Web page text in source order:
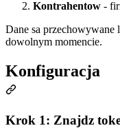
Kontrahentow -
Dane sa
dowolnym momencie.
Konfiguracja
Krok 1: Znajdz